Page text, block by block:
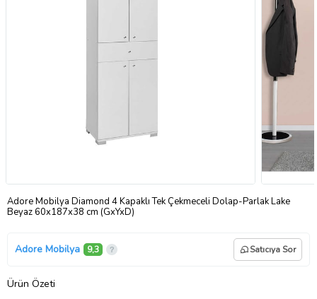
Adore Mobilya Diamond 4 Kapaklı Tek Çekmeceli Dolap-Parlak Lake
Beyaz 60x187x38 cm (GxYxD)
Adore Mobilya 9,3 Satıcıya Sor
Ürün Özeti